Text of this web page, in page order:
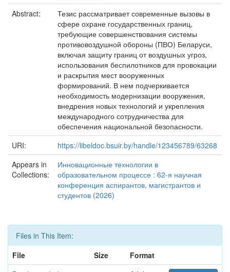
Abstract:
Тезис рассматривает современные вызовы в
сфере охране государственных границ,
требующие совершенствования системы
противовоздушной обороны (ПВО) Беларуси,
включая защиту границ от воздушных угроз,
использования беспилотников для провокации
и раскрытия мест вооруженных
формирований. В нем подчеркивается
необходимость модернизации вооружения,
внедрения новых технологий и укрепления
международного сотрудничества для
обеспечения национальной безопасности.
URI:
https://libeldoc.bsuir.by/handle/123456789/63268
Appears in
Collections:
Инновационные технологии в
образовательном процессе : 62-я научная
конференция аспирантов, магистрантов и
студентов (2026)
Files in This Item:
File
Size
Format